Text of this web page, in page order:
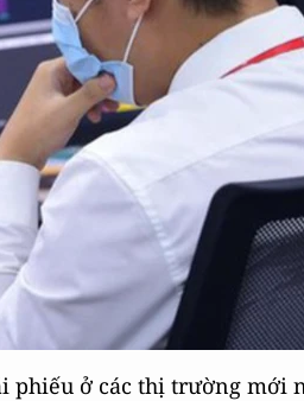
phiếu ở các thị trường mới